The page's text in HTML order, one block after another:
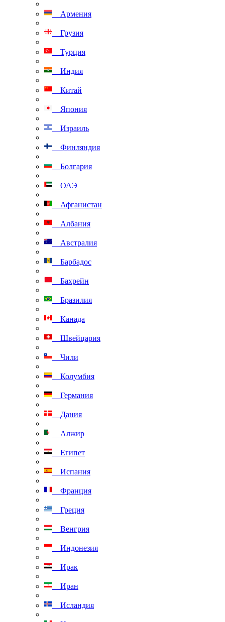
Армения
Грузия
Турция
Индия
Китай
Япония
Израиль
Финляндия
Болгария
ОАЭ
Афганистан
Албания
Австралия
Барбадос
Бахрейн
Бразилия
Канада
Швейцария
Чили
Колумбия
Германия
Дания
Алжир
Египет
Испания
Франция
Греция
Венгрия
Индонезия
Ирак
Иран
Исландия